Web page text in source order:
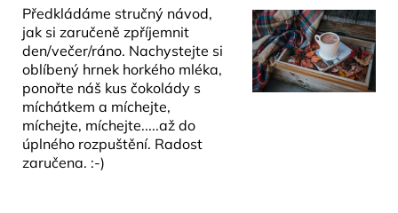
Předkládáme stručný návod,
jak si zaručeně zpříjemnit
den/večer/ráno. Nachystejte si
oblíbený hrnek horkého mléka,
ponořte náš kus čokolády s
míchátkem a míchejte,
míchejte, míchejte.....až do
úplného rozpuštění. Radost
zaručena. :-)
e